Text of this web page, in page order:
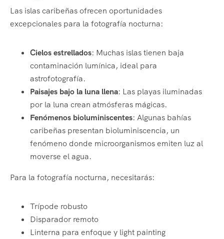
Las islas caribeñas ofrecen oportunidades
excepcionales para la fotografía nocturna:
Cielos estrellados: Muchas islas tienen baja
contaminación lumínica, ideal para
astrofotografía.
Paisajes bajo la luna llena: Las playas iluminadas
por la luna crean atmósferas mágicas.
Fenómenos bioluminiscentes: Algunas bahías
caribeñas presentan bioluminiscencia, un
fenómeno donde microorganismos emiten luz al
moverse el agua.
Para la fotografía nocturna, necesitarás:
Trípode robusto
Disparador remoto
Linterna para enfoque y light painting